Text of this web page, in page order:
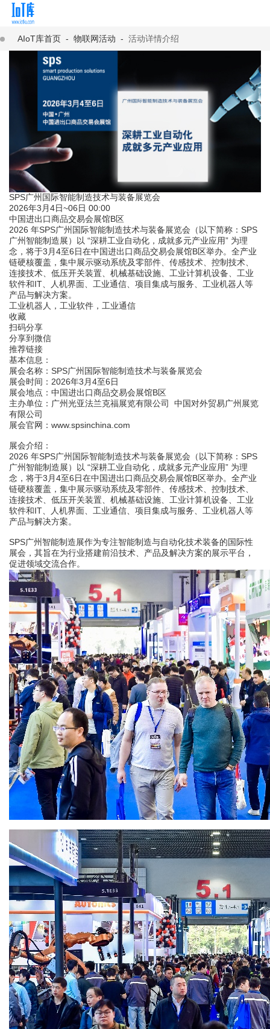
AIoT库首页 - 物联网活动 - 活动详情介绍
SPS广州国际智能制造技术与装备展览会
2026年3月4日~06日 00:00
中国进出口商品交易会展馆B区
2026 年SPS广州国际智能制造技术与装备展览会（以下简称：SPS
广州智能制造展）以 “深耕工业自动化，成就多元产业应用” 为理
念，将于3月4至6日在中国进出口商品交易会展馆B区举办。全产业
链硬核覆盖，集中展示驱动系统及零部件、传感技术、控制技术、
连接技术、低压开关装置、机械基础设施、工业计算机设备、工业
软件和IT、人机界面、工业通信、项目集成与服务、工业机器人等
产品与解决方案。
工业机器人，工业软件，工业通信
收藏
扫码分享
分享到微信
推荐链接
基本信息：
展会名称：SPS广州国际智能制造技术与装备展览会
展会时间： 2026年3月4至6日
展会地点：中国进出口商品交易会展馆B区
主办单位：广州光亚法兰克福展览有限公司
中国对外贸易广州展览
有限公司
展会官网： www.spsinchina.com
展会介绍：
2026 年SPS广州国际智能制造技术与装备展览会（以下简称：SPS
广州智能制造展）以 “深耕工业自动化，成就多元产业应用” 为理
念，将于3 月4至6日在中国进出口商品交易会展馆B区举办。全产业
链硬核覆盖，集中展示驱动系统及零部件、传感技术、控制技术、
连接技术、低压开关装置、机械基础设施、工业计算机设备、工业
软件和IT、人机界面、工业通信、项目集成与服务、工业机器人等
产品与解决方案。
SPS广州智能制造展作为专注智能制造与自动化技术装备的国际性
展会，其旨在为行业搭建前沿技术、产品及解决方案的展示平台，
促进领域交流合作。